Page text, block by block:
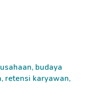
, budaya
, retensi karyawan,